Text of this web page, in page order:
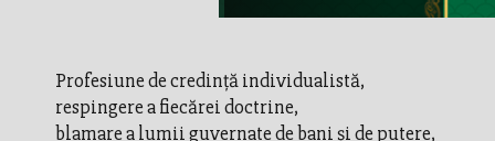
Profesiune de credinţă individualistă,
respingere a fiecărei doctrine,
blamare a lumii guvernate de bani şi de putere,